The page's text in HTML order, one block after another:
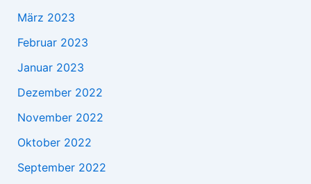
März 2023
Februar 2023
Januar 2023
Dezember 2022
November 2022
Oktober 2022
September 2022